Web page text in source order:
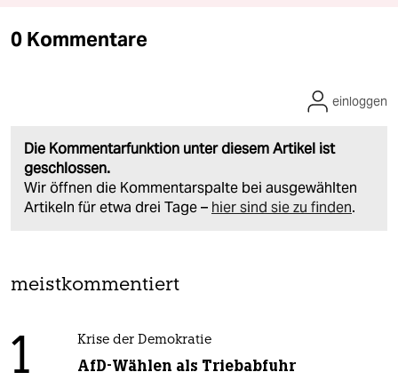
0 Kommentare
Die Kommentarfunktion unter diesem Artikel ist
geschlossen.
Wir öffnen die Kommentarspalte bei ausgewählten
Artikeln für etwa drei Tage – hier sind sie zu finden.
einloggen
meistkommentiert
1 Krise der Demokratie
AfD-Wählen als Triebabfuhr